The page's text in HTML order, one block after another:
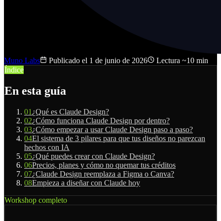
Muno Labs Publicado el 1 de junio de 2026
Lectura ~10 min
Índice
En esta guía
01 ¿Qué es Claude Design?
02¿Cómo funciona Claude Design por dentro?
03¿Cómo empezar a usar Claude Design paso a paso?
04El sistema de 3 pilares para que tus diseños no parezcan
hechos con IA
05¿Qué puedes crear con Claude Design?
06Precios, planes y cómo no quemar tus créditos
07¿Claude Design reemplaza a Figma o Canva?
08Empieza a diseñar con Claude hoy
Workshop completo